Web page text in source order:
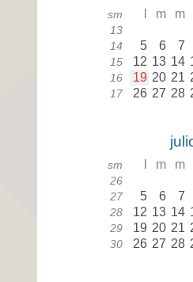
sm m m
13
14 5 6 7
15 12 13 14
16 19 20 21
17 26 27 28
sm m m
26
27 5 6 7
28 12 13 14
29 19 20 21
30 26 27 28